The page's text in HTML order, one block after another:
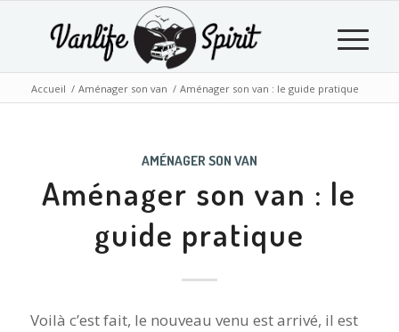
Accueil / Aménager son van / Aménager son van : le guide pratique
AMÉNAGER SON VAN
Aménager son van : le
guide pratique
Voilà c’est fait, le nouveau venu est arrivé, il est